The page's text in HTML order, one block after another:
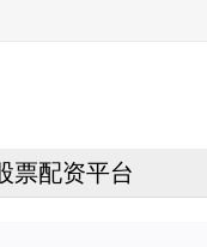
票配资平台